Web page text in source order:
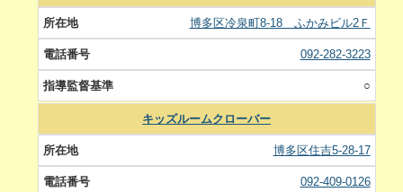
博多区冷泉町8-18 ふかみビル2Ｆ
092-282-3223
○
キッズルームクローバー
博多区住吉5-28-17
092-409-0126